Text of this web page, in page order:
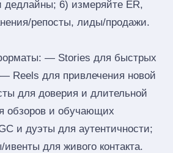
дедлайны; 6) измеряйте ER,
репосты, лиды/продажи.
— Stories для быстрых
Reels для привлечения новой
для доверия и длительной
обзоров и обучающих
и дуэты для аутентичности;
для живого контакта.